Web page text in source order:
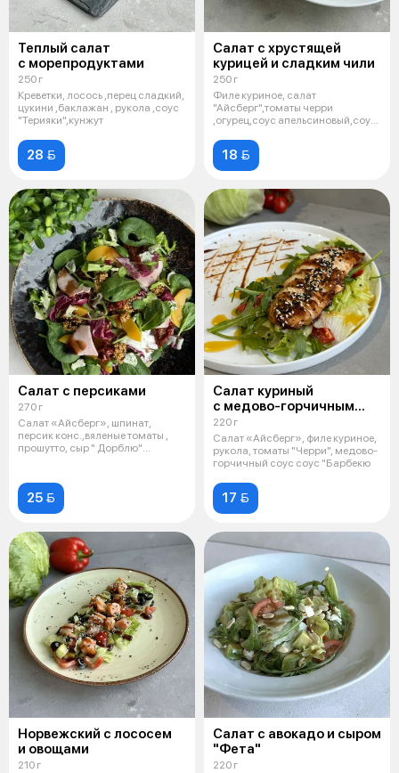
Теплый салат
с морепродуктами
250 г
Креветки, лосось ,перец сладкий,
цукини ,баклажан , рукола ,соус
"Терияки",кунжут
28 
Салат с хрустящей
курицей и сладким чили
250 г
Филе куриное, салат
"Айсберг",томаты черри
,огурец,соус апельсиновый,соус
18 
Салат с персиками
270 г
Салат «Айсберг», шпинат,
персик конс.,вяленые томаты ,
прошутто, сыр " Дорблю"
25 
Салат куриный
с медово-горчичным
соусом
220 г
Салат «Айсберг», филе куриное,
рукола, томаты "Черри", медово-
горчичный соус соус "Барбекю
17 
Норвежский с лососем
и овощами
210 г
Салат с авокадо и сыром
"Фета"
220 г